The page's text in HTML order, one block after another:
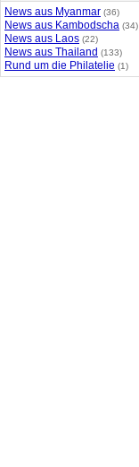
News aus Myanmar (36)
News aus Kambodscha (34)
News aus Laos (22)
News aus Thailand (133)
Rund um die Philatelie (1)